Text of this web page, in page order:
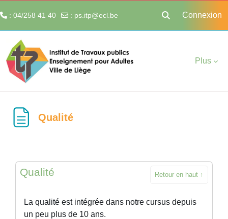
: 04/258 41 40 : ps.itp@ecl.be
Activer/
Connexion
Plus
Qualité
Qualité Retour en haut ↑
La qualité est intégrée dans notre cursus depuis
un peu plus de 10 ans.